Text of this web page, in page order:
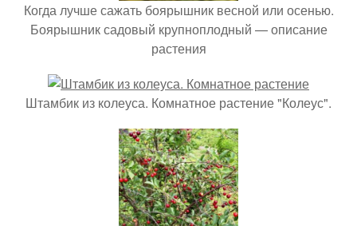
Когда лучше сажать боярышник весной или осенью.
Боярышник садовый крупноплодный — описание
растения
Штамбик из колеуса. Комнатное растение "Колеус".